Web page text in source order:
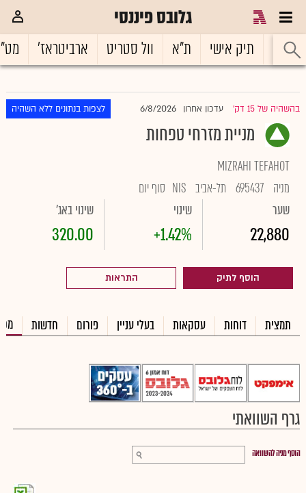
גלובס פיננסי
ראשי תיק אישי ת"א וול סטריט ארביטראז'
בהשהיה של 15 דק' עדכון אחרון 6/8/2026 לצפות בנתונים ללא השהיה
מניית מזרחי טפחות
MIZRAHI TEFAHOT
מניה 695437 תל-אביב NIS סוף יום
שער
22,880
שינוי
+1.42%
שינוי באג'
320.00
הוסף לתיק התראות
תמצית דוחות עסקאות בעלי עניין פורום חדשות
גרף השוואתי
הוסף מניה להשוואה